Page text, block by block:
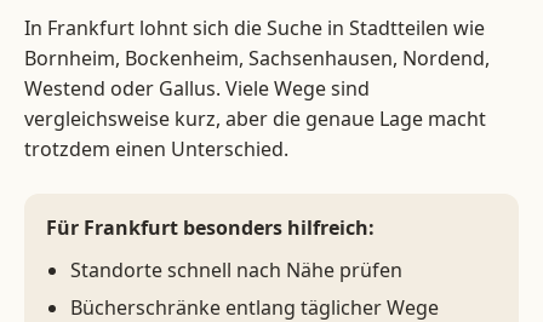
In Frankfurt lohnt sich die Suche in Stadtteilen wie
Bornheim, Bockenheim, Sachsenhausen, Nordend,
Westend oder Gallus. Viele Wege sind
vergleichsweise kurz, aber die genaue Lage macht
trotzdem einen Unterschied.
Für Frankfurt besonders hilfreich:
Standorte schnell nach Nähe prüfen
Bücherschränke entlang täglicher Wege